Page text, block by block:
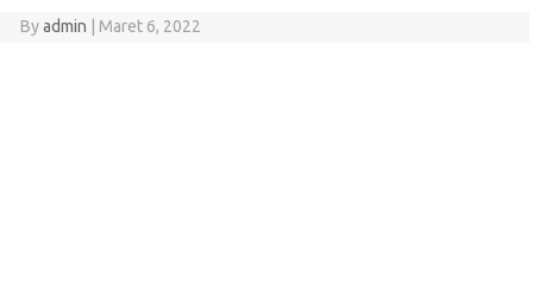
Byadmin Maret 6, 2022